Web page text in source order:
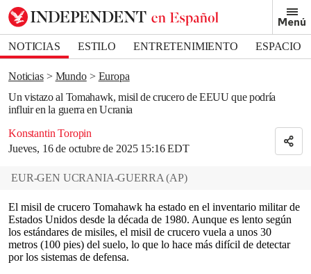
Menú
NOTICIAS ESTILO ENTRETENIMIENTO
ESPACIO
DEPORTES
Noticias Mundo
Europa
Un vistazo al Tomahawk, misil de crucero de EEUU que podría
influir en la guerra en Ucrania
Konstantin Toropin
Jueves, 16 de octubre de 2025 15:16 EDT
Bookmark popover
Removed from bookmarks
Close popover
EUR-GEN UCRANIA-GUERRA (AP)
El misil de crucero Tomahawk ha estado en el inventario militar de
Estados Unidos desde la década de 1980. Aunque es lento según
los estándares de misiles, el misil de crucero vuela a unos 30
metros (100 pies) del suelo, lo que lo hace más difícil de detectar
por los sistemas de defensa.